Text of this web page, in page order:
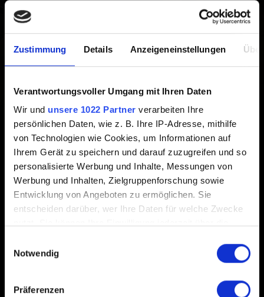
Zustimmung Details Anzeigeneinstellungen
Verantwortungsvoller Umgang mit Ihren Daten
Wir und unsere 1022 Partner verarbeiten Ihre
persönlichen Daten, wie z. B. Ihre IP-Adresse, mithilfe
von Technologien wie Cookies, um Informationen auf
Ihrem Gerät zu speichern und darauf zuzugreifen und so
personalisierte Werbung und Inhalte, Messungen von
Werbung und Inhalten, Zielgruppenforschung sowie
Entwicklung von Angeboten zu ermöglichen. Sie
entscheiden darüber, wer Ihre Daten für welche Zwecke
Trigger Symbol ändern oder widerrufen
Notwendig
Präferenzen
7, 8 und 8.1
Erstellt vor 2 Jahren Aktualisiert vor 1 Jahr
7, 8 und 8.1 auf Steam und nicht auf Windows 7 auf GOG
unterstützt. da diese Plattformen diese Versionen von
Windows nicht mehr unterstützen.
Das heißt nicht, dass GWENT auf diesen
Betriebssystemen nicht funktioniert, aber es kann zu
Kompatibilitätsproblemen kommen, bei denen wir
Spielern nicht weiterhelfen können.